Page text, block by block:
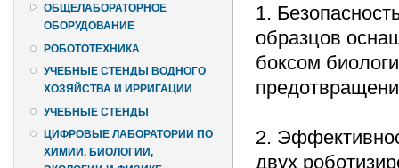
ОБЩЕЛАБОРАТОРНОЕ
ОБОРУДОВАНИЕ
РОБОТОТЕХНИКА
УЧЕБНЫЕ СТЕНДЫ ВОДНОГО
ХОЗЯЙСТВА И ИРРИГАЦИИ
УЧЕБНЫЕ СТЕНДЫ
ЦИФРОВЫЕ ЛАБОРАТОРИИ ПО
ХИМИИ, БИОЛОГИИ,
1.
образцов
боксом
2.
двух